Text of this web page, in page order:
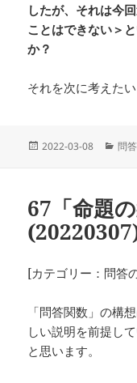
したが、それは今
ことはできない＞
か？
それを次に考えたい
投
2022-03-08
カ
ー
問
67「命題
[カテゴリー：問答
「問答関数」の構
しい説明を前提し
と思います。